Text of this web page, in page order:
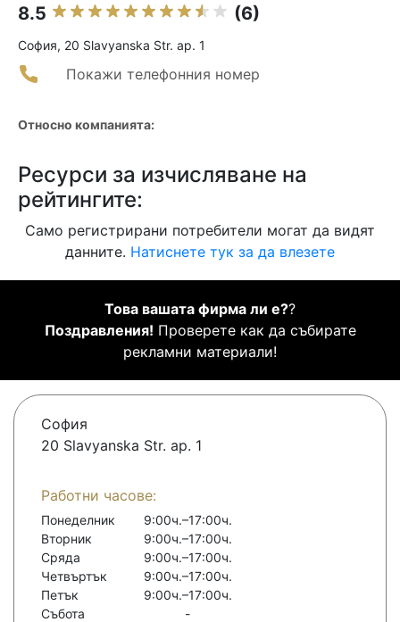
8.5 (6)
София, 20 Slavyanska Str. ap. 1
Покажи телефонния номер
Относно компанията:
Ресурси за изчисляване на
рейтингите:
Само регистрирани потребители могат да видят
данните. Натиснете тук за да влезете
Това вашата фирма ли е??
Поздравления! Проверете как да събирате
рекламни материали!
София
20 Slavyanska Str. ap. 1
Работни часове:
Понеделник
9:00ч.–17:00ч.
Вторник
9:00ч.–17:00ч.
Сряда
9:00ч.–17:00ч.
Четвъртък
9:00ч.–17:00ч.
Петък
9:00ч.–17:00ч.
Събота
-